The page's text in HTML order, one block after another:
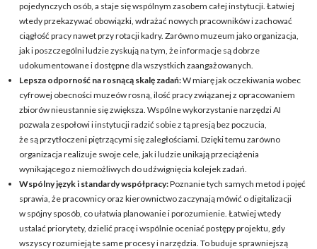
pojedynczych osób, a staje się wspólnym zasobem całej instytucji. Łatwiej
wtedy przekazywać obowiązki, wdrażać nowych pracowników i zachować
ciągłość pracy nawet przy rotacji kadry. Zarówno muzeum jako organizacja,
jak i poszczególni ludzie zyskują na tym, że informacje są dobrze
udokumentowane i dostępne dla wszystkich zaangażowanych.
Lepsza odporność na rosnącą skalę zadań:W miarę jak oczekiwania wobec
cyfrowej obecności muzeów rosną, ilość pracy związanej z opracowaniem
zbiorów nieustannie się zwiększa. Wspólne wykorzystanie narzędzi AI
pozwala zespołowi i instytucji radzić sobie z tą presją bez poczucia,
że są przytłoczeni piętrzącymi się zaległościami. Dzięki temu zarówno
organizacja realizuje swoje cele, jak i ludzie unikają przeciążenia
wynikającego z niemożliwych do udźwignięcia kolejek zadań.
Wspólny język i standardy współpracy:Poznanie tych samych metod i pojęć
sprawia, że pracownicy oraz kierownictwo zaczynają mówić o digitalizacji
w spójny sposób, co ułatwia planowanie i porozumienie. Łatwiej wtedy
ustalać priorytety, dzielić pracę i wspólnie oceniać postępy projektu, gdy
wszyscy rozumieją te same procesy i narzędzia. To buduje sprawniejszą